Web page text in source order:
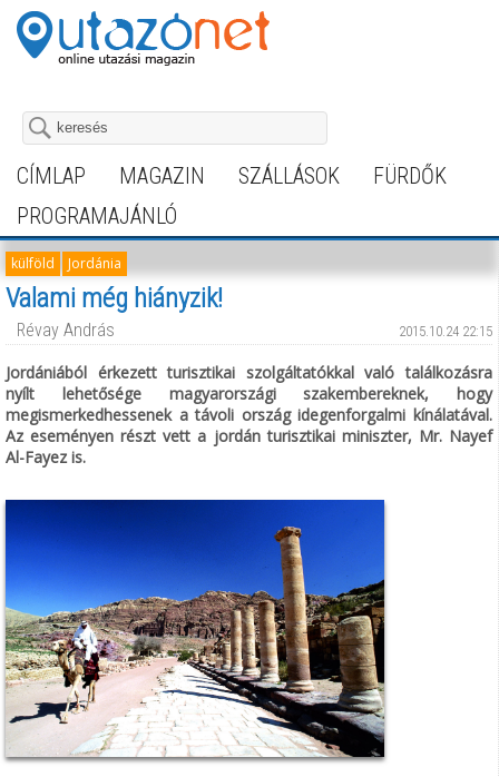
CÍMLAP MAGAZIN SZÁLLÁSOK
FÜRDŐK
PROGRAMAJÁNLÓ
külföld Jordánia
Valami még hiányzik!
Révay András 2015.10.24 22:15
Jordániából érkezett turisztikai szolgáltatókkal való találkozásra
nyílt lehetősége magyarországi szakembereknek, hogy
megismerkedhessenek a távoli ország idegenforgalmi kínálatával.
Az eseményen részt vett a jordán turisztikai miniszter, Mr. Nayef
Al-Fayez is.